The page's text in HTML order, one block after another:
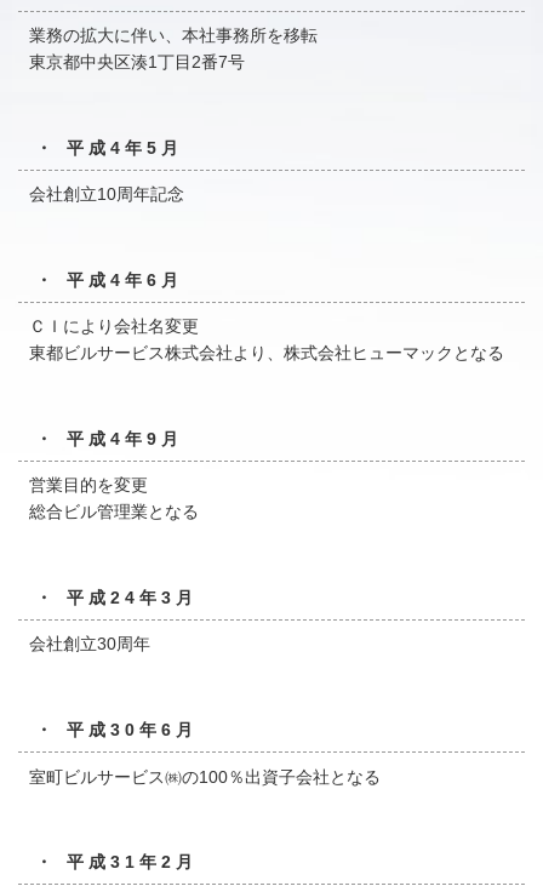
業務の拡大に伴い、本社事務所を移転
東京都中央区湊1丁目2番7号
・ 平成4年5月
会社創立10周年記念
・ 平成4年6月
ＣＩにより会社名変更
東都ビルサービス株式会社より、株式会社ヒューマックとなる
・ 平成4年9月
営業目的を変更
総合ビル管理業となる
・ 平成24年3月
会社創立30周年
・ 平成30年6月
室町ビルサービス㈱の100％出資子会社となる
・ 平成31年2月